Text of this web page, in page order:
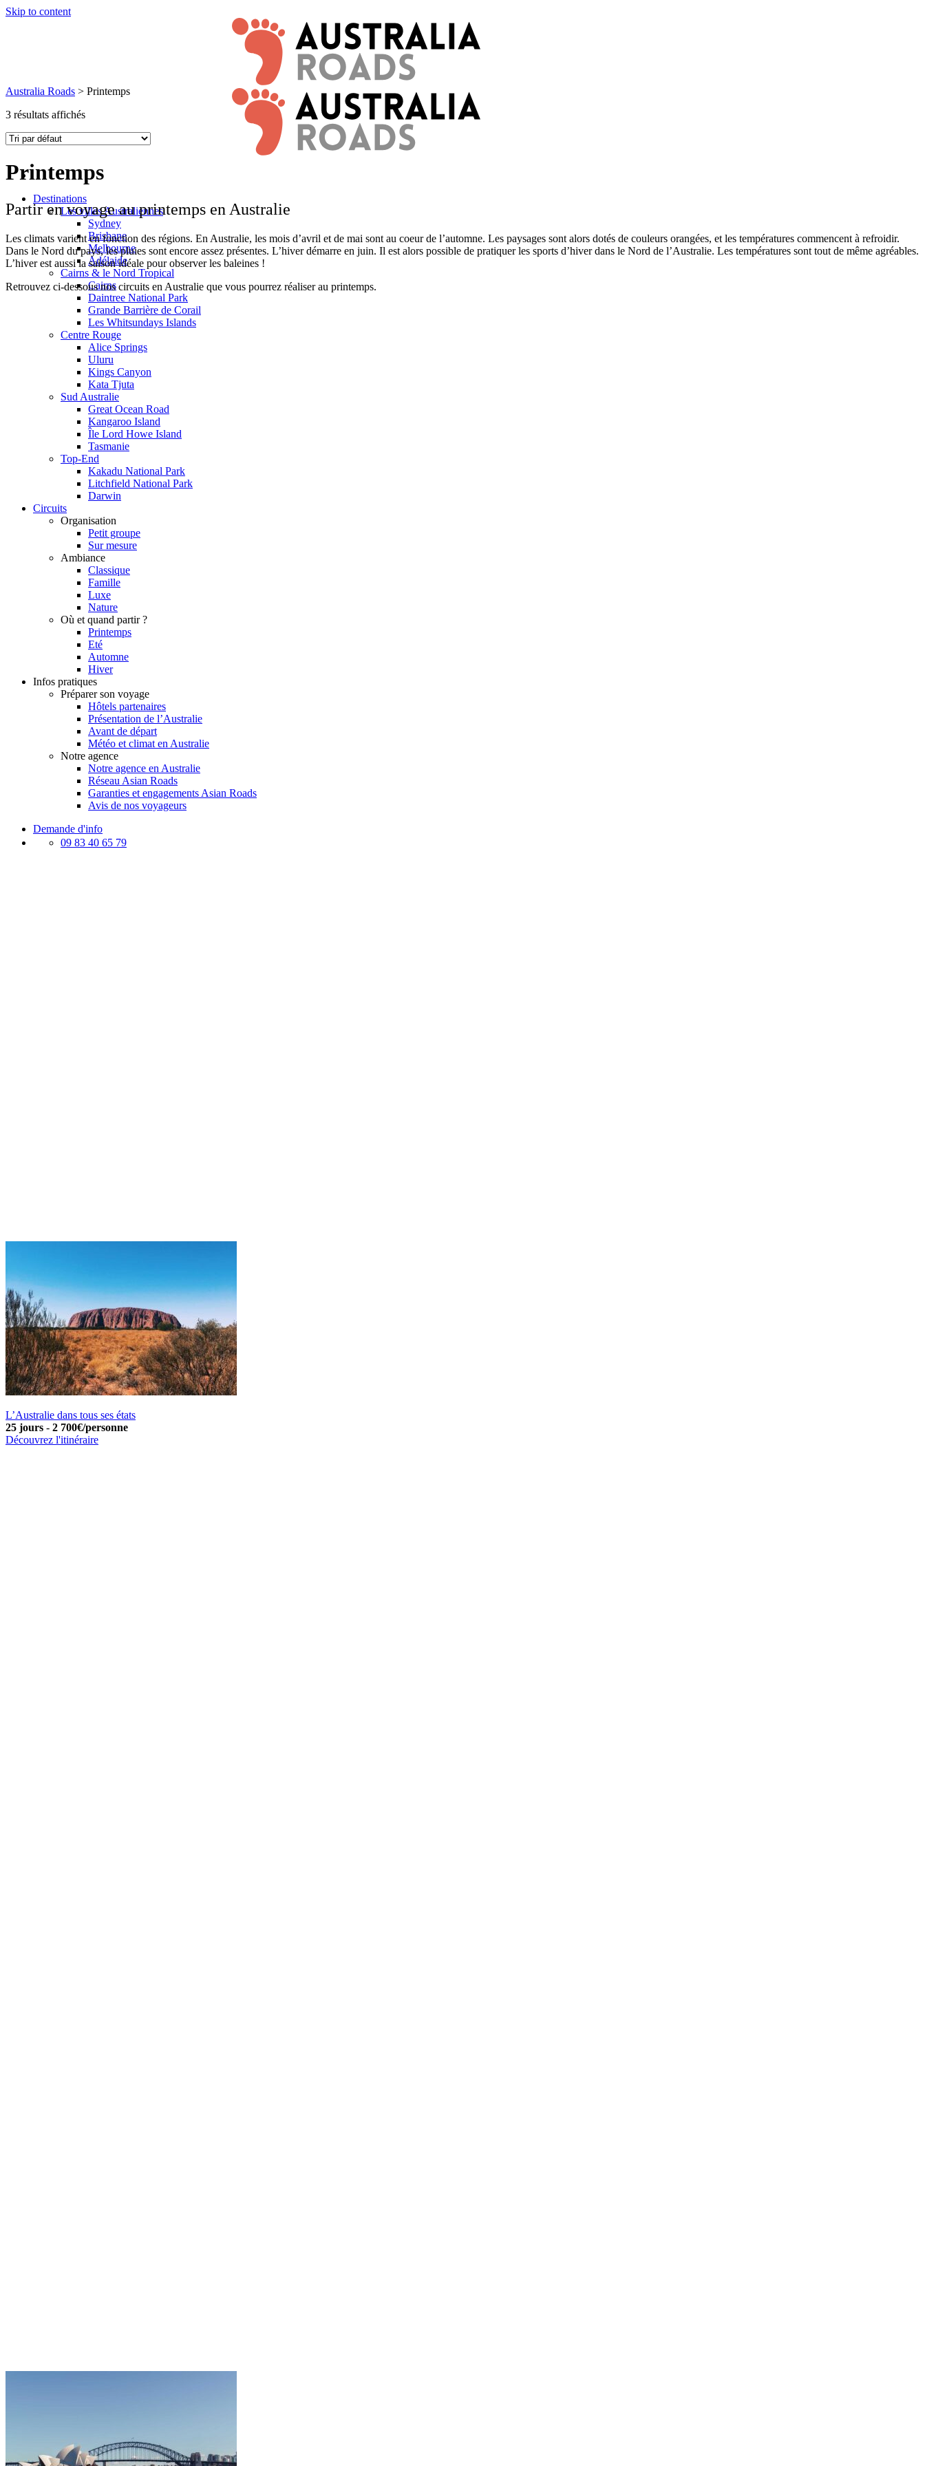
Skip to content
Destinations
Les villes Australiennes
Sydney
Brisbane
Melbourne
Adélaide
Cairns & le Nord Tropical
Cairns
Daintree National Park
Grande Barrière de Corail
Les Whitsundays Islands
Centre Rouge
Alice Springs
Uluru
Kings Canyon
Kata Tjuta
Sud Australie
Great Ocean Road
Kangaroo Island
Île Lord Howe Island
Tasmanie
Top-End
Kakadu National Park
Litchfield National Park
Darwin
Circuits
Organisation
Petit groupe
Sur mesure
Ambiance
Classique
Famille
Luxe
Nature
Où et quand partir ?
Printemps
Eté
Automne
Hiver
Infos pratiques
Préparer son voyage
Hôtels partenaires
Présentation de l’Australie
Avant de départ
Météo et climat en Australie
Notre agence
Notre agence en Australie
Réseau Asian Roads
Garanties et engagements Asian Roads
Avis de nos voyageurs
Demande d'info
09 83 40 65 79
Australia Roads > Printemps
3 résultats affichés
Printemps
Partir en voyage au printemps en Australie
Les climats varient en fonction des régions. En Australie, les mois d’avril et de mai sont au coeur de l’automne. Les paysages sont alors dotés de couleurs orangées, et les températures commencent à refroidir.
Dans le Nord du pays, les pluies sont encore assez présentes. L’hiver démarre en juin. Il est alors possible de pratiquer les sports d’hiver dans le Nord de l’Australie. Les températures sont tout de même agréables.
L’hiver est aussi la saison idéale pour observer les baleines !
Retrouvez ci-dessous nos circuits en Australie que vous pourrez réaliser au printemps.
L’Australie dans tous ses états
25 jours - 2 700€/personne
Découvrez l'itinéraire